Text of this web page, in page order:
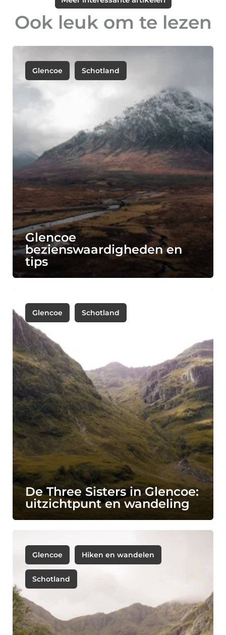
Ook leuk om te lezen
Glencoe Schotland
Glencoe
bezienswaardigheden en
tips
Glencoe Schotland
De Three Sisters in Glencoe:
uitzichtpunt en wandeling
Glencoe Hiken en wandelen
Schotland